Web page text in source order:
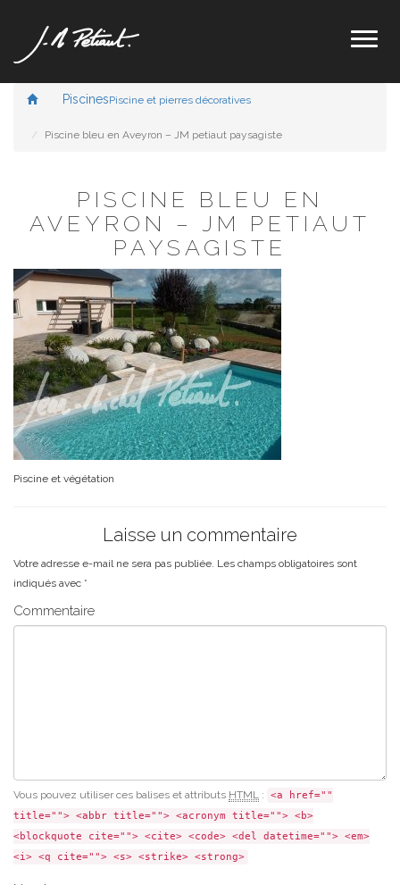
PiscinesPiscine et pierres décoratives
Piscine bleu en Aveyron – JM petiaut paysagiste
PISCINE BLEU EN
AVEYRON – JM PETIAUT
PAYSAGISTE
Piscine et végétation
Laisse un commentaire
Votre adresse e-mail ne sera pas publiée. Les champs obligatoires sont
indiqués avec *
Commentaire
Vous pouvez utiliser ces balises et attributs HTML :
<a href=""
title=""> <abbr title=""> <acronym title=""> <b>
<blockquote cite=""> <cite> <code> <del datetime=""> <em>
<i> <q cite=""> <s> <strike> <strong>